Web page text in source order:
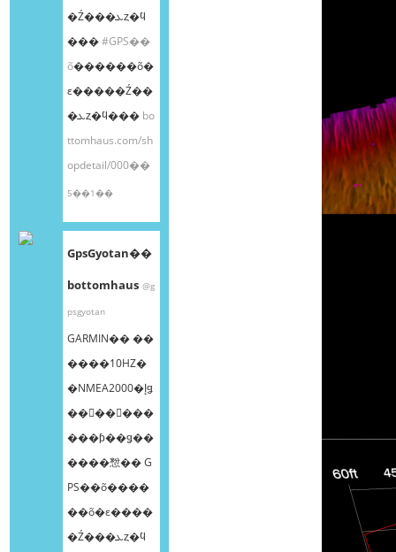
�Ź���ܥȥ�ϥ
���#GPS��
õ������õ�
ε�����Ź��
�ܥȥ�ϥ��� bo
ttomhaus.com/sh
opdetail/000��
5��1��
GpsGyotan��
bottomhaus @g
psgyotan
GARMIN�� ��
����10HZ�
�NMEA2000�إǥ
��󥰥��󥵡���
���ƥ��ǥ��
����㥹�� G
PS��õ����
��õ�ε����
�Ź���ܥȥ�ϥ